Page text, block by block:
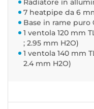
Radiatore in
7 heatpipe da 6
Base in rame puro
1 ventola 120 mm
; 2.95 mm H2O)
1 ventola 140 mm
2.4 mm H2O)